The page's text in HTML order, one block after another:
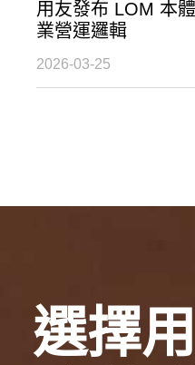
用友發布 LOM 本
業營運邏輯
2026-03-25
選擇